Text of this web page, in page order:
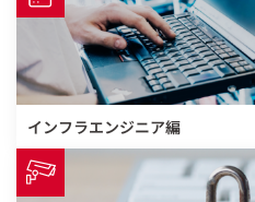
インフラエンジニア編